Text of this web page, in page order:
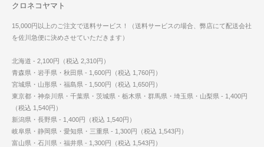
クロネコヤマト
15,000円以上のご注文で送料サービス！（送料サービスの場合、弊店にて配送会社
を佐川急便に決めさせていただきます）
北海道 - 2,100円（税込 2,310円）
青森県・岩手県・秋田県 - 1,600円（税込 1,760円）
宮城県・山形県・福島県 - 1,500円（税込 1,650円）
東京都・神奈川県・千葉県・茨城県・栃木県・群馬県・埼玉県・山梨県 - 1,400円
（税込 1,540円）
新潟県・長野県 - 1,400円（税込 1,540円）
岐阜県・静岡県・愛知県・三重県 - 1,300円（税込 1,543円）
富山県・石川県・福井県 - 1,300円（税込 1,543円）